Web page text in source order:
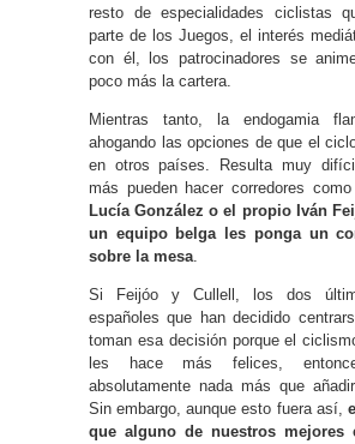
resto de especialidades ciclistas
parte de los Juegos, el interés
con él, los patrocinadores se
poco más la cartera.
Mientras tanto, la endogamia
ahogando las opciones de que el
en otros países. Resulta muy
más pueden hacer corredores como
Lucía González o el propio Iván
un equipo belga les ponga un
sobre la mesa.
Si Feijóo y Cullell, los dos
españoles que han decidido
toman esa decisión porque el
les hace más felices,
absolutamente nada más que
Sin embargo, aunque esto fuera así,
que alguno de nuestros mejores